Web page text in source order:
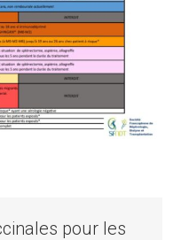
pour les